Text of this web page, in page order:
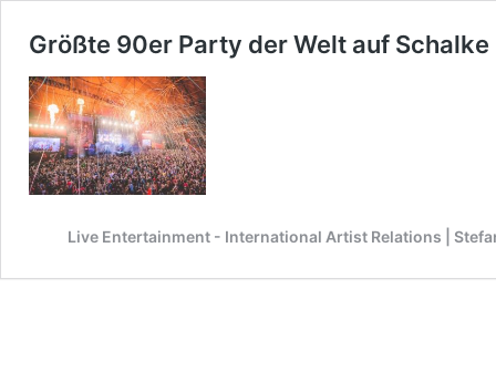
Größte 90er Party der Welt auf
Live Entertainment - International Artist Relations |